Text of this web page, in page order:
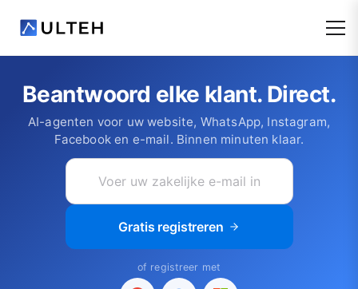
Beantwoord elke klant. Direct.
AI-agenten voor uw website, WhatsApp, Instagram,
Facebook en e-mail. Binnen minuten klaar.
Gratis registreren
of registreer met